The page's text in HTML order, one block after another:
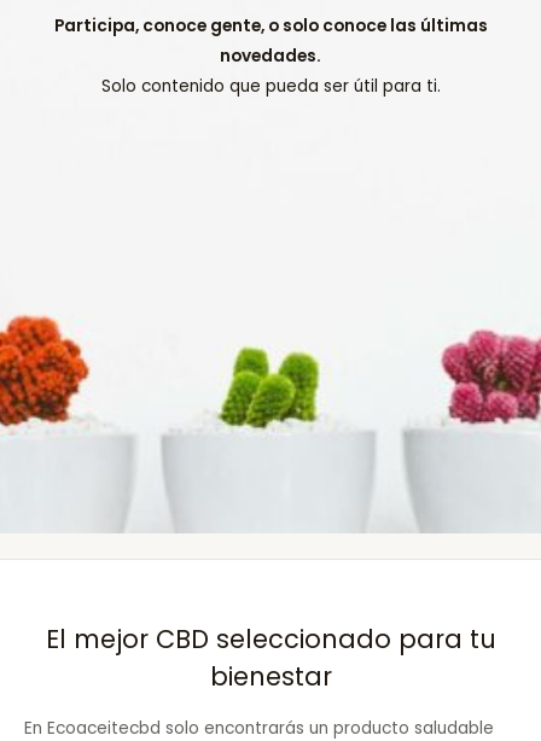
Participa, conoce gente, o solo conoce las últimas
novedades.
Solo contenido que pueda ser útil para ti.
El mejor CBD seleccionado para tu
bienestar
En Ecoaceitecbd solo encontrarás un producto saludable